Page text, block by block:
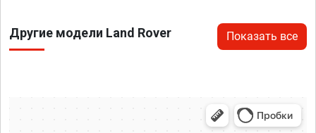
Другие модели Land Rover Показать все